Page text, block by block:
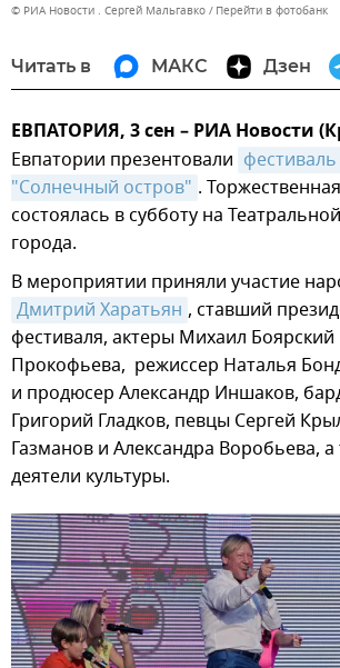
© РИА Новости . Сергей Мальгавко Перейти в фотобанк
Читать в МАКС Дзен
ЕВПАТОРИЯ, 3 сен – РИА Новости
Евпатории презентовали
"Солнечный остров" .
состоялась в субботу на
города.
В мероприятии приняли участие
Дмитрий Харатьян , ставший
фестиваля, актеры Михаил Боярский
Прокофьева, режиссер Наталья
и продюсер Александр Иншаков,
Григорий Гладков, певцы Сергей
Газманов и Александра Воробьева, а
деятели культуры.